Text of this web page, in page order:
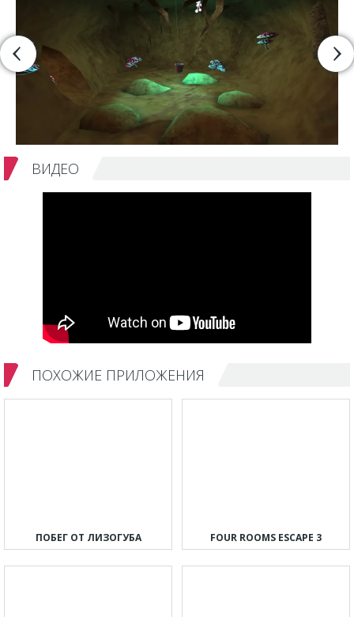
ВИДЕО
ПОХОЖИЕ ПРИЛОЖЕНИЯ
ПОБЕГ ОТ ЛИЗОГУБА FOUR ROOMS ESCAPE 3